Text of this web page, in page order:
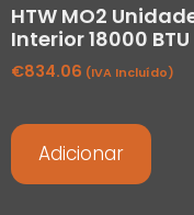
HTW MO2
Interior 18000 BTU
€834.06 (IVA Incluído)
Adicionar